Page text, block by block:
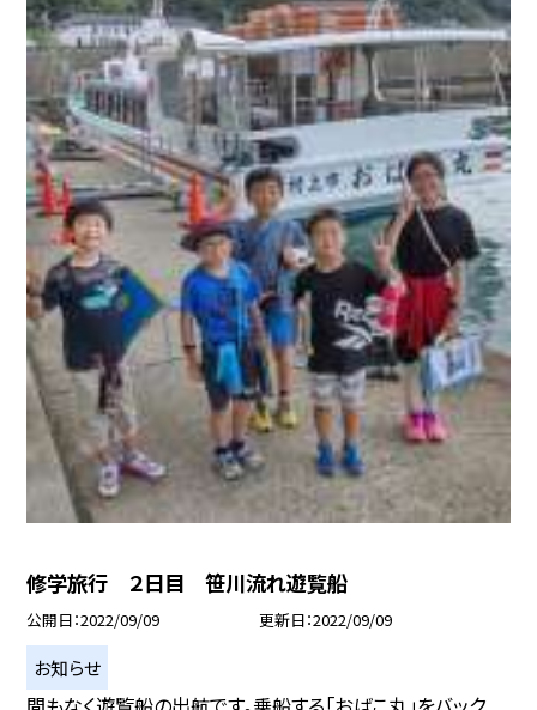
修学旅行 ２日目 笹川流れ遊覧船
公開日 2022/09/09 更新日 2022/09/09
お知らせ